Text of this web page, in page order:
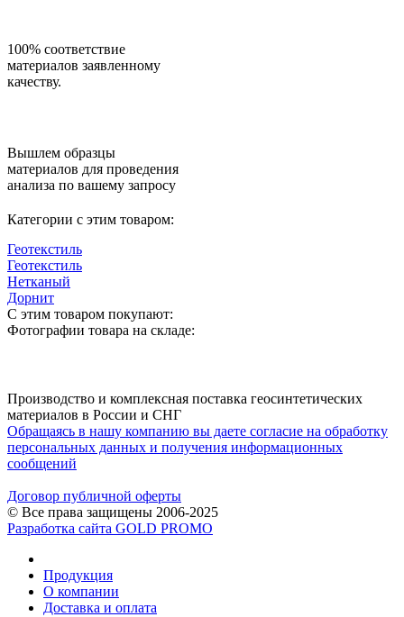
100% соответствие
материалов заявленному
качеству.
Вышлем образцы
материалов для проведения
анализа по вашему запросу
Категории с этим товаром:
Геотекстиль
Геотекстиль
Нетканый
Дорнит
С этим товаром покупают:
Фотографии товара на складе:
Производство и комплексная поставка геосинтетических
материалов в России и СНГ
Обращаясь в нашу компанию вы даете согласие на обработку
персональных данных и получения информационных
сообщений
Договор публичной оферты
© Все права защищены 2006-2025
Разработка сайта GOLD PROMO
Продукция
О компании
Доставка и оплата